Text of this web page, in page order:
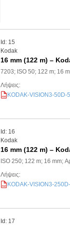
Id: 15
Kodak
16 mm (122 m) –
7203; ISO 50; 122 m; 16
Λήψεις:
PDF KODAK-VISION3-
Id: 16
Kodak
16 mm (122 m) –
ISO 250; 122 m; 16 mm;
Λήψεις:
PDF KODAK-VISION3-
Id: 17